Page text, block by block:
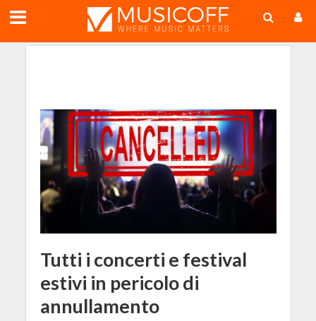
Tutti i concerti e festival
estivi in pericolo di
annullamento